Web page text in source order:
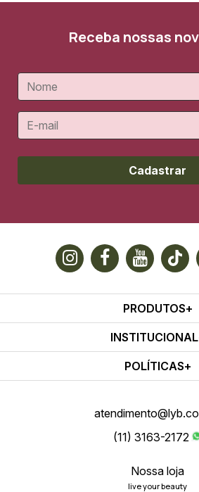
Receba nossas
Cadastrar
PRODUTOS
INSTITUCIONAL
POLÍTICAS
(11) 3163-2172
Nossa loja
live your beauty